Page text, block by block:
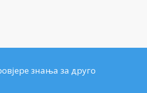
знања за друго